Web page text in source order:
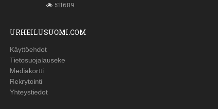
511689
URHEILUSUOMI.COM
Käyttöehdot
Tietosuojalauseke
Mediakortti
Rekrytointi
Yhteystiedot